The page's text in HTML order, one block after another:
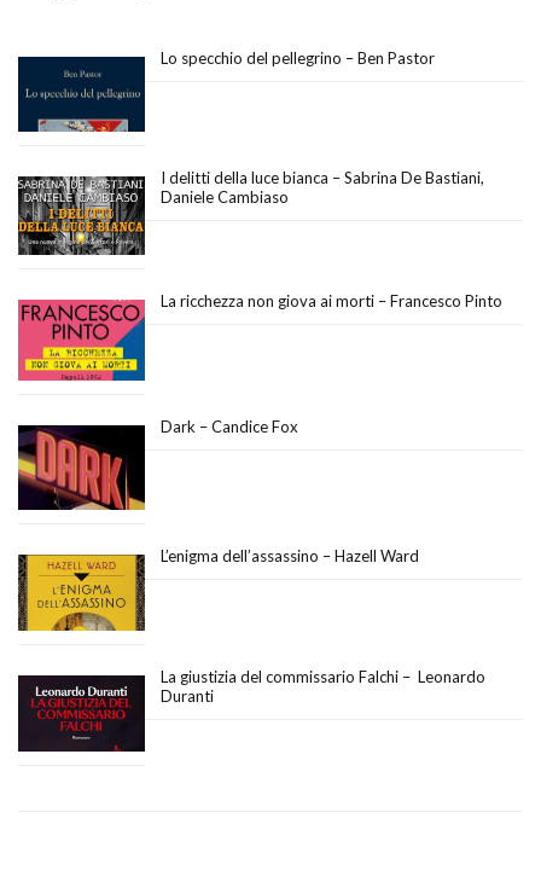
Lo specchio del pellegrino – Ben Pastor
I delitti della luce bianca – Sabrina De Bastiani,
Daniele Cambiaso
La ricchezza non giova ai morti – Francesco Pinto
Dark – Candice Fox
L’enigma dell’assassino – Hazell Ward
La giustizia del commissario Falchi – Leonardo
Duranti